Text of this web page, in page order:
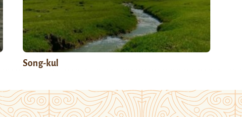
Song-kul